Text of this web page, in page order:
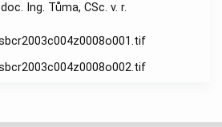
doc. Ing. Tůma, CSc. v. r.